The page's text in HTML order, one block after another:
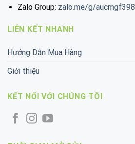
Zalo Group: zalo.me/g/aucmgf398
LIÊN KẾT NHANH
Hướng Dẫn Mua Hàng
Giới thiệu
KẾT NỐI VỚI CHÚNG TÔI